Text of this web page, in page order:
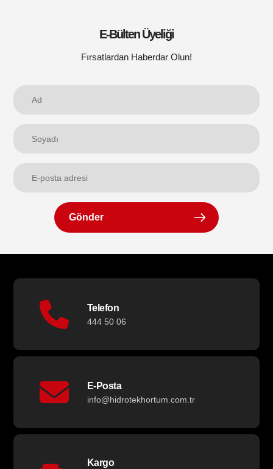
E-Bülten Üyeliği
Fırsatlardan Haberdar Olun!
Gönder
Telefon
444 50 06
E-Posta
info@hidrotekhortum.com.tr
Kargo